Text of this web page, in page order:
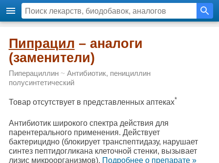
Пипрацил – аналоги
(заменители)
Пиперациллин~ Антибиотик, пенициллин
полусинтетический
Товар отсутствует в представленных аптеках*
Антибиотик широкого спектра действия для
парентерального применения. Действует
бактерицидно (блокирует транспептидазу, нарушает
синтез пептидогликана клеточной стенки, вызывает
лизис микроорганизмов). Подробнee о препарате »